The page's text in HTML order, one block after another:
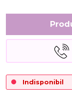
Indisponibil